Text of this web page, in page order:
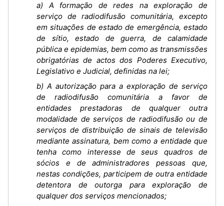
a) A formação de redes na exploração de
serviço de radiodifusão comunitária, excepto
em situações de estado de emergência, estado
de sítio, estado de guerra, de calamidade
pública e epidemias, bem como as transmissões
obrigatórias de actos dos Poderes Executivo,
Legislativo e Judicial, definidas na lei;
b) A autorização para a exploração de serviço
de radiodifusão comunitária a favor de
entidades prestadoras de qualquer outra
modalidade de serviços de radiodifusão ou de
serviços de distribuição de sinais de televisão
mediante assinatura, bem como a entidade que
tenha como interesse de seus quadros de
sócios e de administradores pessoas que,
nestas condições, participem de outra entidade
detentora de outorga para exploração de
qualquer dos serviços mencionados;